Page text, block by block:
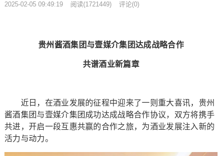
2025-02-05 09:49:19 阅读(1721449) 评论(0)
贵州酱酒集团与壹媒介集团达成战略合作
共谱酒业新篇章
近日，在酒业发展的征程中迎来了一则重大喜讯，贵州
酱酒集团与壹媒介集团成功达成战略合作协议，双方将携手
共进，开启一段互惠共赢的合作之旅，为酒业发展注入新的
活力与动力。